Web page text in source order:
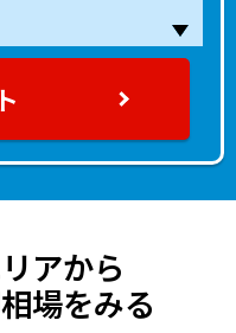
アから
場をみる